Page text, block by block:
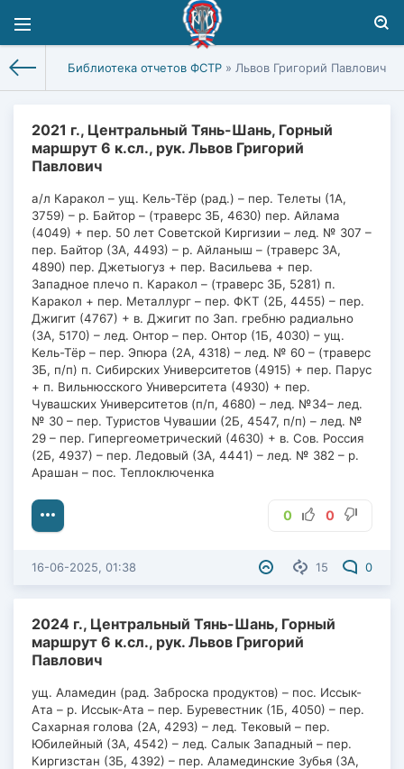
Библиотека отчетов ФСТР » Львов Григорий Павлович
2021 г., Центральный Тянь-Шань, Горный
маршрут 6 к.сл., рук. Львов Григорий
Павлович
а/л Каракол – ущ. Кель-Тёр (рад.) – пер. Телеты (1А,
3759) – р. Байтор – (траверс 3Б, 4630) пер. Айлама
(4049) + пер. 50 лет Советской Киргизии – лед. № 307 –
пер. Байтор (3А, 4493) – р. Айланыш – (траверс 3А,
4890) пер. Джетыогуз + пер. Васильева + пер.
Западное плечо п. Каракол – (траверс 3Б, 5281) п.
Каракол + пер. Металлург – пер. ФКТ (2Б, 4455) – пер.
Джигит (4767) + в. Джигит по Зап. гребню радиально
(3А, 5170) – лед. Онтор – пер. Онтор (1Б, 4030) – ущ.
Кель-Тёр – пер. Эпюра (2А, 4318) – лед. № 60 – (траверс
3Б, п/п) п. Сибирских Университетов (4915) + пер. Парус
+ п. Вильнюсского Университета (4930) + пер.
Чувашских Университетов (п/п, 4680) – лед. №34– лед.
№ 30 – пер. Туристов Чувашии (2Б, 4547, п/п) – лед. №
29 – пер. Гипергеометрический (4630) + в. Сов. Россия
(2Б, 4937) – пер. Ледовый (3А, 4441) – лед. № 382 – р.
Арашан – пос. Теплоключенка
0 0
15 0
16-06-2025, 01:38
2024 г., Центральный Тянь-Шань, Горный
маршрут 6 к.сл., рук. Львов Григорий
Павлович
ущ. Аламедин (рад. Заброска продуктов) – пос. Иссык-
Ата – р. Иссык-Ата – пер. Буревестник (1Б, 4050) – пер.
Сахарная голова (2А, 4293) – лед. Тековый – пер.
Юбилейный (3А, 4542) – лед. Салык Западный – пер.
Киргизстан (3Б, 4392) – пер. Аламединские Зубья (3А,